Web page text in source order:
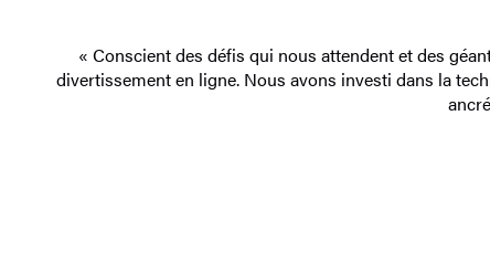
« Conscient des défis qui nous attendent et des
divertissement en ligne. Nous avons investi dans la